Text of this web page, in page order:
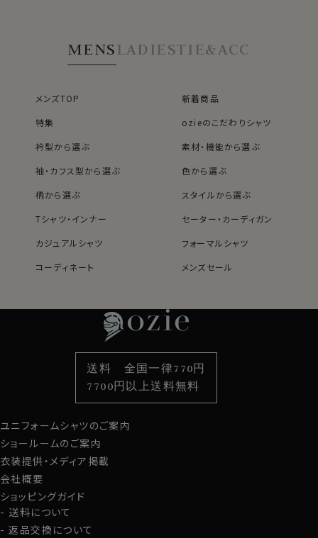
40912
MENSLADIESTIE&ACC
メンズTOP
新着商品
特集
ozieのこだわりシャツ
衿型から選ぶ
素材・機能から選ぶ
袖・カフス型から選ぶ
色から選ぶ
柄から選ぶ
スタイルから選ぶ
Tシャツ・インナー
セーター・カーディガン
カジュアルシャツ
フォーマルシャツ
コーディネート
メンズセール
袖・カフス型から選ぶ
色から選ぶ
柄から選ぶ
スタイルから選ぶ
カジュアルシャツ
定番シャツ
カフスボタン
サスペンダー
財布・名刺入れ
バッグ
ストール・マフラー
グローブ
ユニフォームシャツのご案内
ショールームのご案内
衣装提供・メディア掲載
会社概要
ショッピングガイド
送料について
返品交換について
送料 全国一律770円
7700円以上送料無料